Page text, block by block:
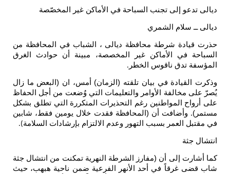
ديالى تدعو إلى تجنب السباحة في الأماكن غير المخصّصة
ديالى ــ سلام الشمري
حذرت قيادة شرطة محافظة ديالى ، الشباب في المحافظة من
السباحة في الأماكن غير المخصصة، مبينة أن حوادث الغرق
المؤسفة تدق ناقوس الخطر .
وذكرت القيادة في بيان تلقته (الزمان) أمس، ان (البعض ما زال
يُصرّ على مخالفة الأوامر والتعليمات التي وُضعت من أجل الحفاظ
على أرواح المواطنين رغم التحذيرات المتكررة التي تطلق بشكل
مستمر). وأضافت أن (المحافظة فقدت خلال يومين فقط، شابين
في مقتبل العمر بسبب التهور وعدم الالتزام بإرشادات السلامة).
انتشال جثة
كما أشارت إلى أن (مفارز الشرطة النهرية تمكنت من انتشال جثة
شاب قضى غرقاً في أحد الأنهر الفرعية ضمن ناحية هبهب، حيث